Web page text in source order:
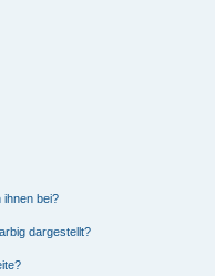
ihnen bei?
dargestellt?